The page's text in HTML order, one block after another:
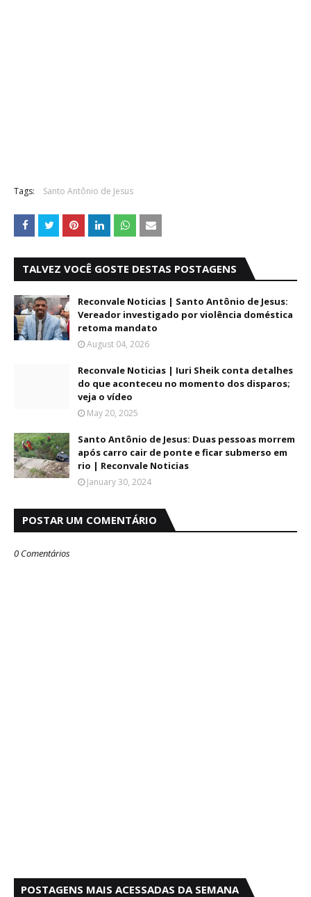
Tags: Santo Antônio de Jesus
TALVEZ VOCÊ GOSTE DESTAS POSTAGENS
Reconvale Noticias | Santo Antônio de Jesus:
Vereador investigado por violência doméstica
retoma mandato
August 04, 2026
Reconvale Noticias | Iuri Sheik conta detalhes
do que aconteceu no momento dos disparos;
veja o vídeo
May 20, 2025
Santo Antônio de Jesus: Duas pessoas morrem
após carro cair de ponte e ficar submerso em
rio | Reconvale Noticias
January 30, 2024
POSTAR UM COMENTÁRIO
0 Comentários
POSTAGENS MAIS ACESSADAS DA SEMANA